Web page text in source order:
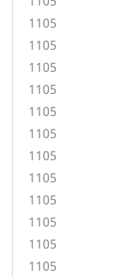
1105
1105
1105
1105
1105
1105
1105
1105
1105
1105
1105
1105